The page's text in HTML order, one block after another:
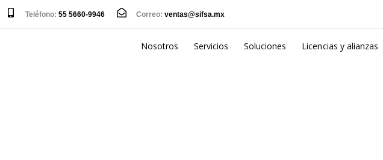
Teléfono: 55 5660-9946 Correo: ventas@sifsa.mx
Nosotros Servicios Soluciones Licencias y alianzas